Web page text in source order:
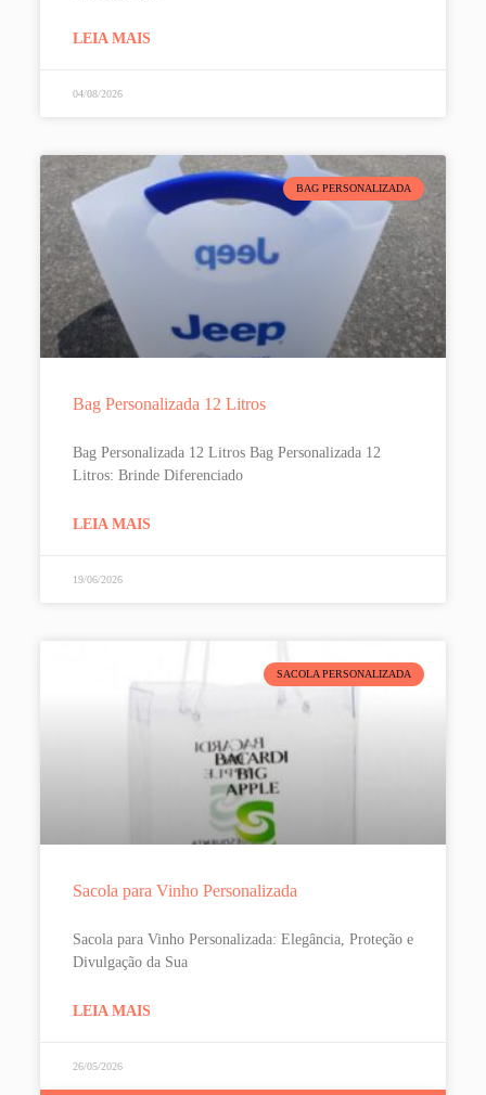
LEIA MAIS
04/08/2026
BAG PERSONALIZADA
Bag Personalizada 12 Litros
Bag Personalizada 12 Litros Bag Personalizada 12
Litros: Brinde Diferenciado
LEIA MAIS
19/06/2026
SACOLA PERSONALIZADA
Sacola para Vinho Personalizada
Sacola para Vinho Personalizada: Elegância, Proteção e
Divulgação da Sua
LEIA MAIS
26/05/2026